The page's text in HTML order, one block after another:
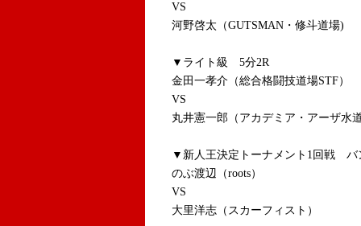
VS
河野啓太（GUTSMAN・修斗道場)
▼ライト級 5分2R
金田一孝介（総合格闘技道場STF）
VS
丸井憲一郎（アカデミア・アーザ水
▼新人王決定トーナメント1回戦
のぶ渡辺（roots）
VS
大里洋志（スカーフィスト）